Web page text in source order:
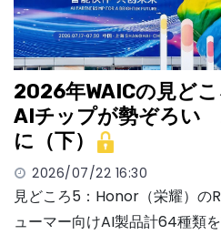
2026年WAICの見ど
AIチップが勢ぞろい
に（下）
2026/07/22 16:30
見どころ5：Honor（栄耀）
ューマー向けAI製品計64種類